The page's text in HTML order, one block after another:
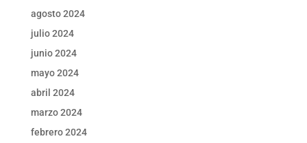
agosto 2024
julio 2024
junio 2024
mayo 2024
abril 2024
marzo 2024
febrero 2024